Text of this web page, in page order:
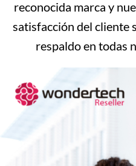
reconocida marca y
satisfacción del cliente
respaldo en todas